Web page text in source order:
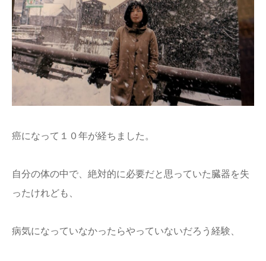
癌になって１０年が経ちました。
自分の体の中で、絶対的に必要だと思っていた臓器を失
ったけれども、
病気になっていなかったらやっていないだろう経験、
セラピスト
ブログ